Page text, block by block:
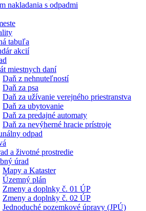
nakladania s odpadmi
tabuľa
akcií
miestnych daní
Daň z nehnuteľností
Daň za psa
Daň za užívanie verejného priestranstva
Daň za ubytovanie
Daň za predajné automaty
Daň za nevýherné hracie prístroje
odpad
a životné prostredie
úrad
Mapy a Kataster
Územný plán
Zmeny a doplnky č. 01 ÚP
Zmeny a doplnky č. 02 ÚP
Jednoduché pozemkové úpravy (JPÚ)